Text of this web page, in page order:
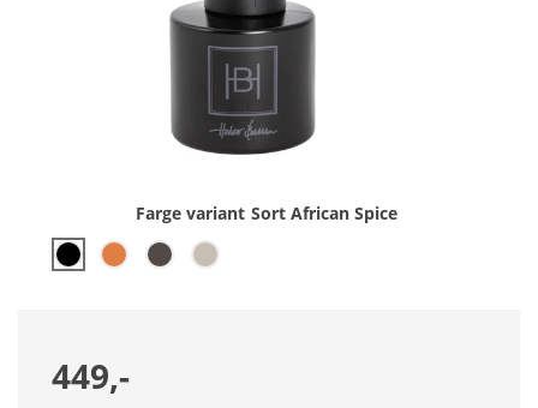
Farge variant Sort African Spice
449,-